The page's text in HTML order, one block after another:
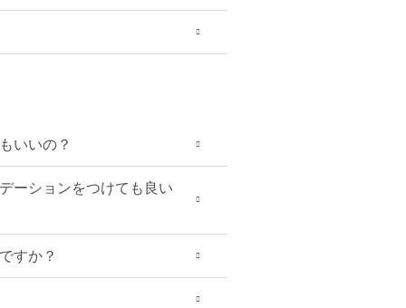
いいの？
ーションをつけても良い
すか？